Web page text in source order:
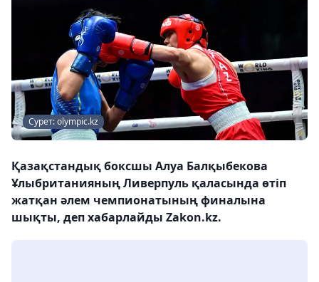
Сурет: olympic.kz
Қазақстандық боксшы Алуа Балқыбекова
Ұлыбританияның Ливерпуль қаласында өтіп
жатқан әлем чемпионатының финалына
шықты, деп хабарлайды Zakon.kz.